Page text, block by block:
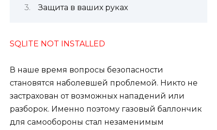
Защита в ваших руках
SQLITE NOT INSTALLED
В наше время вопросы безопасности
становятся наболевшей проблемой. Никто не
застрахован от возможных нападений или
разборок. Именно поэтому газовый баллончик
для самообороны стал незаменимым